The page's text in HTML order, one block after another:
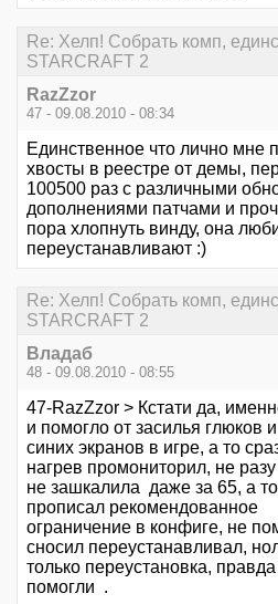
Re: Хелп! Собрать комп,
STARCRAFT 2
RazZzor
47 - 09.08.2010 - 08:34
Единственное что лично мне
хвосты в реестре от демы,
100500 раз с различными
дополнениями патчами и
пора хлопнуть винду, она
переустанавливают :)
Re: Хелп! Собрать комп,
STARCRAFT 2
Владаб
48 - 09.08.2010 - 08:55
47-RazZzor > Кстати да,
и помогло от засилья глюков и
синих экранов в игре, а то
нагрев промониторил, не разу
не зашкалила даже за 65, а
прописал рекомендованное
ограничение в конфиге, не
сносил переустанавливал,
только переустановка,
помогли .